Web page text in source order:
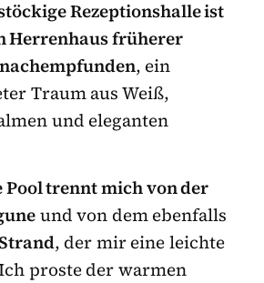
Rezeptionshalle ist
Herrenhaus früherer
, ein
Traum aus Weiß,
und eleganten
Pool trennt mich von der
und von dem ebenfalls
, der mir eine leichte
proste der warmen